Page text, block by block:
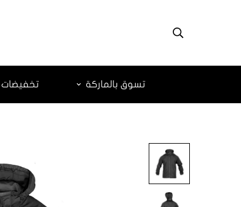
تسوق بالماركة تخفيضات